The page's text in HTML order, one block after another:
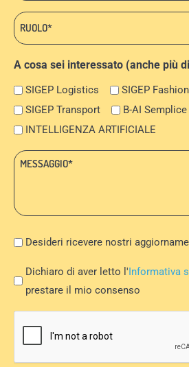
Ruolo:
*
A cosa sei interessato (anche più
SIGEP Logistics
SIGEP Fashion
SIGEP Transport
B-AI Semplice
INTELLIGENZA ARTIFICIALE
Messaggio:
Newsletter
Desideri ricevere nostri
Privacy
Policy
*
Dichiaro di aver letto l'Informativa
prestare il mio consenso